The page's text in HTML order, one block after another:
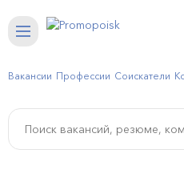
Вакансии Профессии Соискатели